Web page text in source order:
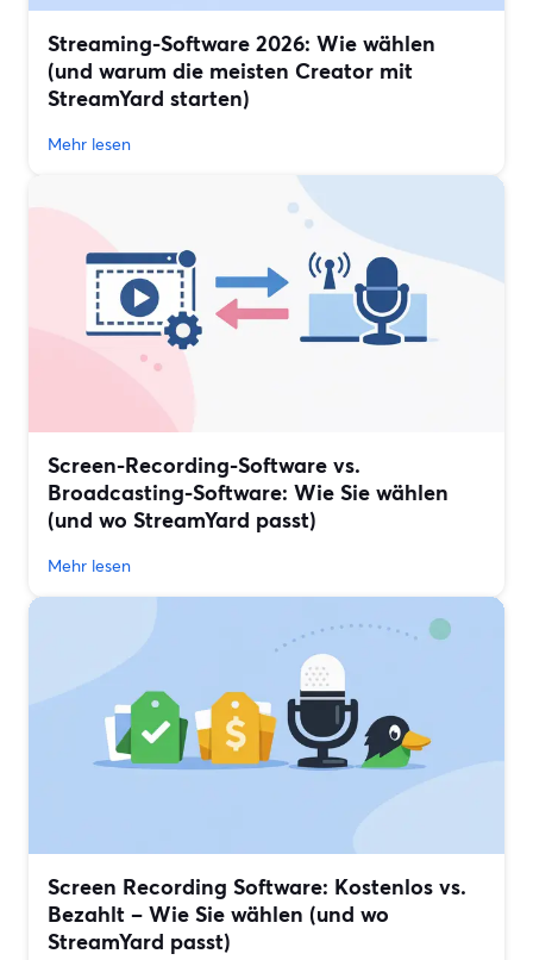
Streaming-Software 2026: Wie wählen
(und warum die meisten Creator mit
StreamYard starten)
Mehr lesen
Screen-Recording-Software vs.
Broadcasting-Software: Wie Sie wählen
(und wo StreamYard passt)
Mehr lesen
Screen Recording Software: Kostenlos vs.
Bezahlt – Wie Sie wählen (und wo
StreamYard passt)